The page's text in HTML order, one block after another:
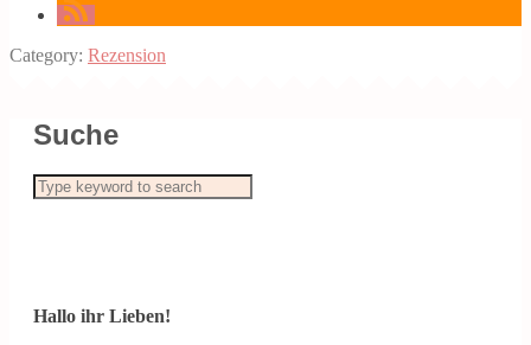
Category: Rezension
Suche
Hallo ihr Lieben!